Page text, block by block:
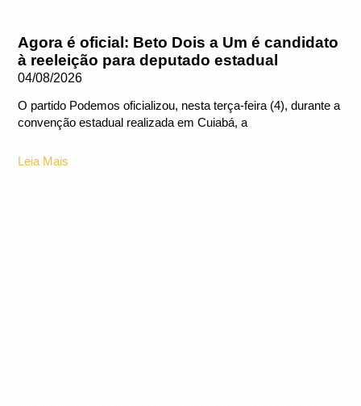
Agora é oficial: Beto Dois a Um é candidato
à reeleição para deputado estadual
04/08/2026
O partido Podemos oficializou, nesta terça-feira (4), durante a
convenção estadual realizada em Cuiabá, a
Leia Mais